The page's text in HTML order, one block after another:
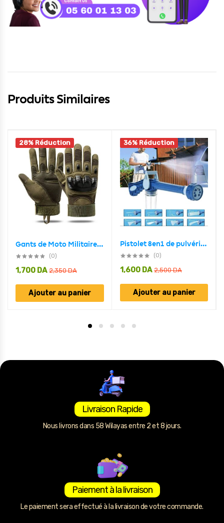
Produits Similaires
28% Réduction
Gants de Moto Militaire Tactique Doigt Complet
(0)
2,350DA
1,700 DA
Ajouter au panier
36% Réduction
Pistolet 8en1 de pulvérisation d’eau de lavage de voiture
(0)
2,500DA
1,600 DA
Ajouter au panier
Livraison Rapide
Nous livrons dans 58 Wilayas entre 2 et 8 jours.
Paiement à la livraison
Le paiement sera effectué à la livraison de votre commande.